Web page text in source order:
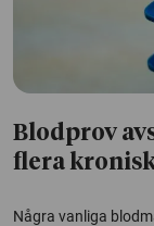
Blodprov
flera
Några vanliga